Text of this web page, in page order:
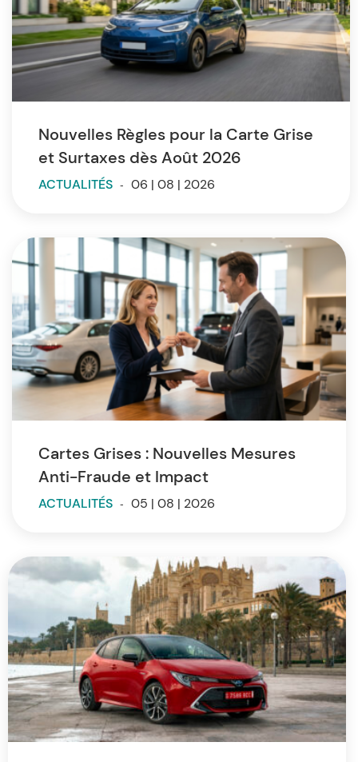
Nouvelles Règles pour la Carte Grise
et Surtaxes dès Août 2026
ACTUALITÉS - 06 | 08 | 2026
Cartes Grises : Nouvelles Mesures
Anti-Fraude et Impact
ACTUALITÉS - 05 | 08 | 2026